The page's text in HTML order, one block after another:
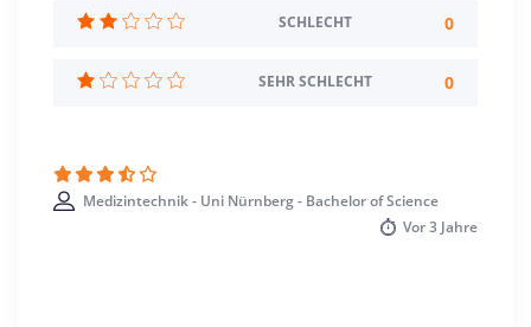
Deutsch
Standort
SCHLECHT 0
SEHR SCHLECHT 0
Medizintechnik - Uni Nürnberg - Bachelor of Science
Vor3 Jahre